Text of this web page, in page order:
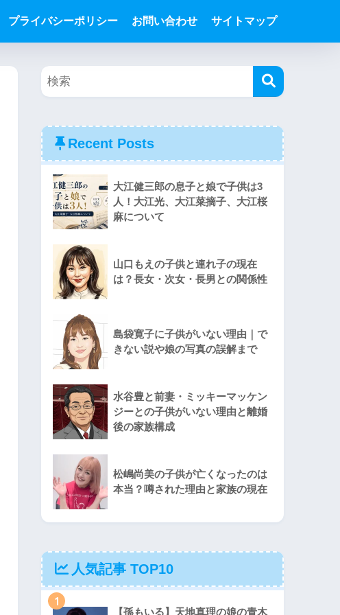
プライバシーポリシー お問い合わせ サイトマップ
Recent Posts
大江健三郎の息子と娘で子供は3
人！大江光、大江菜摘子、大江桜
麻について
山口もえの子供と連れ子の現在
は？長女・次女・長男との関係性
島袋寛子に子供がいない理由｜で
きない説や娘の写真の誤解まで
水谷豊と前妻・ミッキーマッケン
ジーとの子供がいない理由と離婚
後の家族構成
松嶋尚美の子供が亡くなったのは
本当？噂された理由と家族の現在
人気記事 TOP10
1
【孫もいる】天地真理の娘の青木